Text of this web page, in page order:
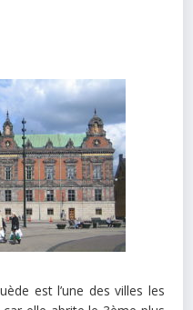
est l’une des villes les